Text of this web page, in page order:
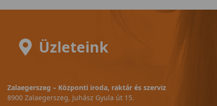
Üzleteink
Zalaegerszeg – Központi iroda, raktár és szerviz
8900 Zalaegerszeg, Juhász Gyula út 15.